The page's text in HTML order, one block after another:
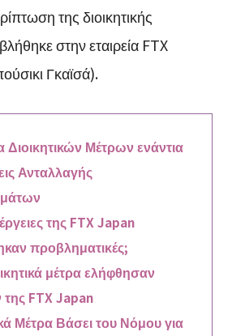
της διοικητικής
στην εταιρεία FTX
Γκαϊσά).
Διοικητικών Μέτρων ενάντια
Ανταλλαγής
της FTX Japan
προβληματικές;
μέτρα ελήφθησαν
της FTX Japan
Μέτρα Βάσει του Νόμου για